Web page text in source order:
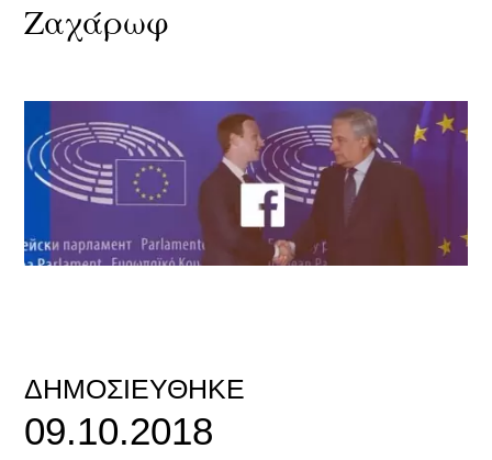
Ζαχάρωφ
ΔΗΜΟΣΙΕΎΘΗΚΕ
09.10.2018